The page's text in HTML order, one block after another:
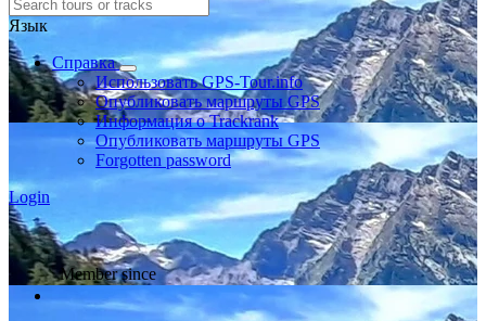
Язык
Справка
Использовать GPS-Tour.info
Опубликовать маршруты GPS
Информация о Trackrank
Опубликовать маршруты GPS
Forgotten password
Login
Member since